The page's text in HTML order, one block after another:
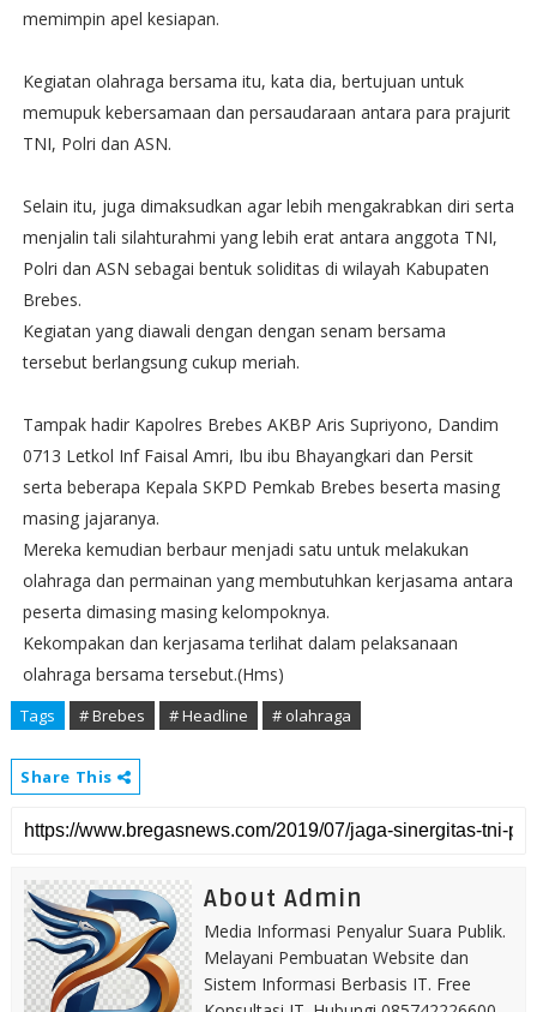
memimpin apel kesiapan.
Kegiatan olahraga bersama itu, kata dia, bertujuan untuk
memupuk kebersamaan dan persaudaraan antara para prajurit
TNI, Polri dan ASN.
Selain itu, juga dimaksudkan agar lebih mengakrabkan diri serta
menjalin tali silahturahmi yang lebih erat antara anggota TNI,
Polri dan ASN sebagai bentuk soliditas di wilayah Kabupaten
Brebes.
Kegiatan yang diawali dengan dengan senam bersama
tersebut berlangsung cukup meriah.
Tampak hadir Kapolres Brebes AKBP Aris Supriyono, Dandim
0713 Letkol Inf Faisal Amri, Ibu ibu Bhayangkari dan Persit
serta beberapa Kepala SKPD Pemkab Brebes beserta masing
masing jajaranya.
Mereka kemudian berbaur menjadi satu untuk melakukan
olahraga dan permainan yang membutuhkan kerjasama antara
peserta dimasing masing kelompoknya.
Kekompakan dan kerjasama terlihat dalam pelaksanaan
olahraga bersama tersebut.(Hms)
Tags # Brebes # Headline # olahraga
Share This
About Admin
Media Informasi Penyalur Suara Publik.
Melayani Pembuatan Website dan
Sistem Informasi Berbasis IT. Free